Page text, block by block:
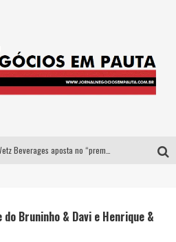
Bruninho & Davi e Henrique &